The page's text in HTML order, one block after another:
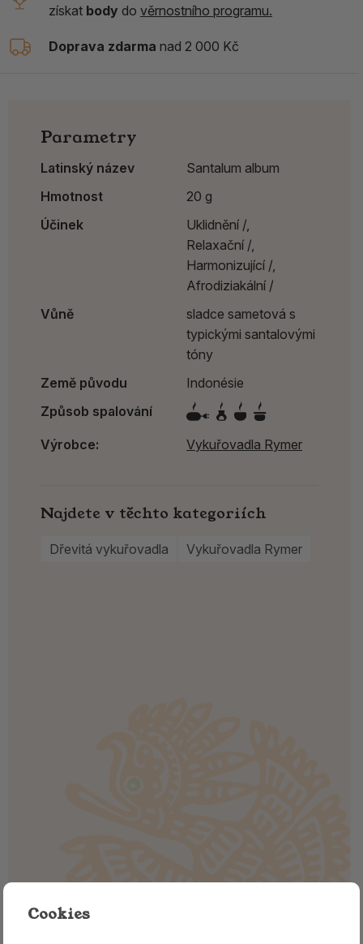
získat body do věrnostního programu.
Doprava zdarma nad 2 000 Kč
Parametry
Latinský název
Santalum album
Hmotnost
20 g
Účinek
Uklidnění /,
Relaxační /,
Harmonizující /,
Afrodiziakální /
Vůně
sladce sametová s
typickými santalovými
tóny
Země původu
Indonésie
Způsob spalování
Výrobce: Vykuřovadla Rymer
Najdete v těchto kategoriích
Dřevitá vykuřovadla Vykuřovadla Rymer
Cookies